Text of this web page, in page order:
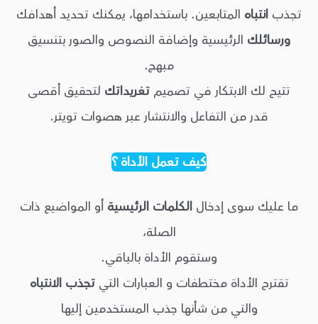
تجذب انتباه المتابعين. باستخدامها، يمكنك تحديد أهدافك
ورسائلك الرئيسية وإضافة النصوص والصور بتنسيق
مبهج.
تتيح لك الابتكار في تصميم تغريداتك لتحقيق أقصى
قدر من التفاعل والانتشار عبر هصوات تويتر.
كيف تعمل الأداة ؟
ما عليك سوى إدخال الكلمات الرئيسية أو المواضيع ذات
الصلة،
وستقوم الأداة بالباقي.
تقترح الأداة مختطفات و العبارات التيتجذب الانتباه
والتي من شأنها جذب المستخدمين إليها